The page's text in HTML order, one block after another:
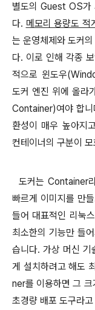
별도의 Guest OS가
다. 메모리 용량도 적
는 운영체제와 도커
다. 이로 인해 각종 보
적으로 윈도우
도커 엔진 위에 올라
Container)여야 합니
환성이 매우 높아지
컨테이너의 구분이
도커는 Container
빠르게 이미지를 만
들어 대표적인 리눅
최소한의 기능만 들
습니다. 가상 머신 기
게 설치하려고 해도
ner를 이용하면 그
초경량 배포 도구라